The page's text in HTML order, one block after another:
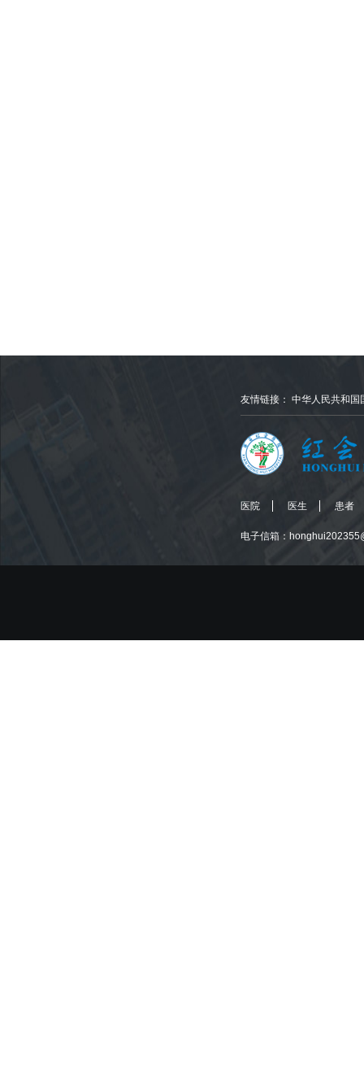
友情链接： 中华人民共和国
医院 医生 患者
电子信箱：